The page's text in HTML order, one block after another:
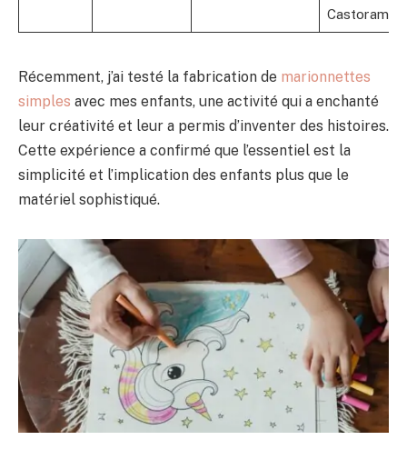
Castorama
Récemment, j’ai testé la fabrication de marionnettes
simples avec mes enfants, une activité qui a enchanté
leur créativité et leur a permis d’inventer des histoires.
Cette expérience a confirmé que l’essentiel est la
simplicité et l’implication des enfants plus que le
matériel sophistiqué.